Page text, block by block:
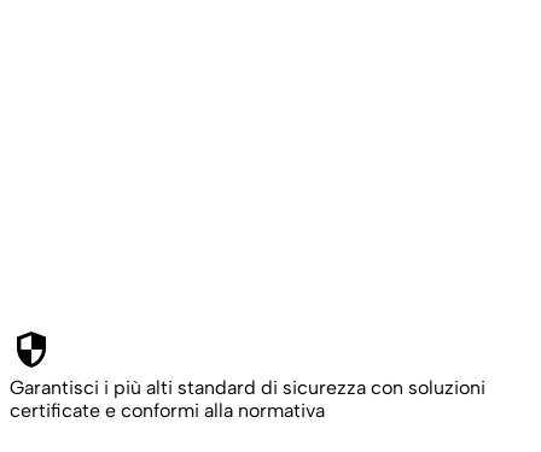
security
Garantisci i più alti standard di sicurezza con soluzioni
certificate e conformi alla normativa